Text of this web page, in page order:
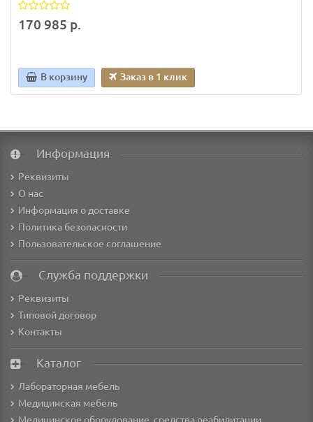
170 985 р.
В корзину Заказ в 1 клик
Информация
Реквизиты
О нас
Информация о доставке
Политика безопасности
Пользовательское соглашение
Служба поддержки
Реквизиты
Типовой договор
Контакты
Каталог
Лабораторная мебель
Медицинская мебель